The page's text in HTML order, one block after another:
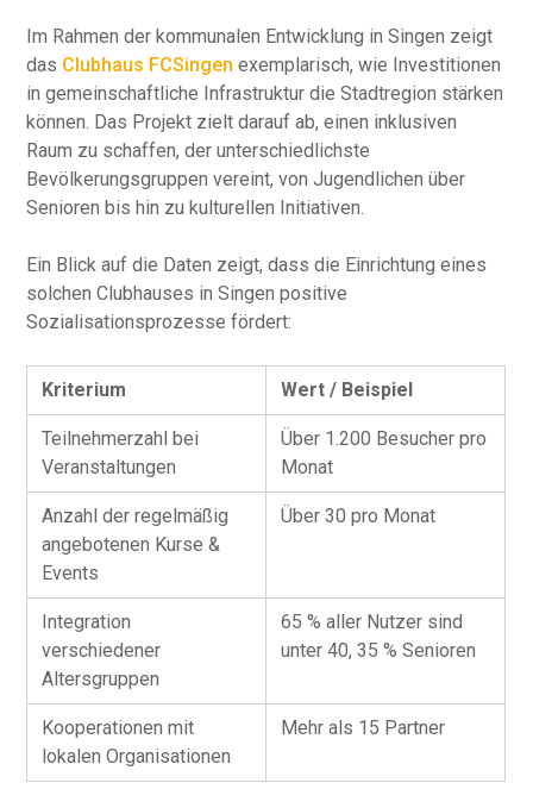
Im Rahmen der kommunalen Entwicklung in Singen zeigt
das Clubhaus FCSingen exemplarisch, wie Investitionen
in gemeinschaftliche Infrastruktur die Stadtregion stärken
können. Das Projekt zielt darauf ab, einen inklusiven
Raum zu schaffen, der unterschiedlichste
Bevölkerungsgruppen vereint, von Jugendlichen über
Senioren bis hin zu kulturellen Initiativen.
Ein Blick auf die Daten zeigt, dass die Einrichtung eines
solchen Clubhauses in Singen positive
Sozialisationsprozesse fördert:
Kriterium Wert / Beispiel
Teilnehmerzahl bei
Veranstaltungen
Über 1.200 Besucher pro
Monat
Anzahl der regelmäßig
angebotenen Kurse &
Events
Über 30 pro Monat
Integration
verschiedener
Altersgruppen
65 % aller Nutzer sind
unter 40, 35 % Senioren
Kooperationen mit
lokalen Organisationen
Mehr als 15 Partner